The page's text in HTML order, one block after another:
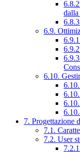
6.9.
6.10.
7. Progettazione
7.1.
7.2. User